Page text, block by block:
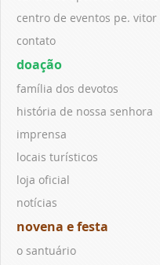
centro de eventos pe. vitor
contato
doação
família dos devotos
história de nossa senhora
imprensa
locais turísticos
loja oficial
notícias
novena e festa
o santuário